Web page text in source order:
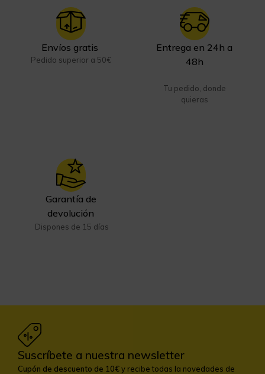
Envíos gratis
Pedido superior a 50€
Entrega en 24h a
48h
Tu pedido, donde
quieras
Garantía de
devolución
Dispones de 15 días
Suscríbete a nuestra newsletter
Cupón de descuento de 10€y recibe todas la novedades de